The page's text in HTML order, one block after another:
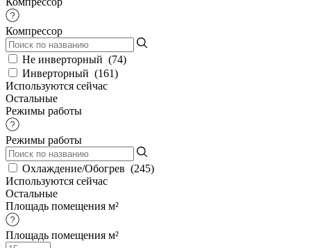
Компрессор
Не инверторный (74)
Инверторный (161)
Используются сейчас
Остальные
Режимы работы
Режимы работы
Охлаждение/Обогрев (245)
Используются сейчас
Остальные
Площадь помещения м²
Площадь помещения м²